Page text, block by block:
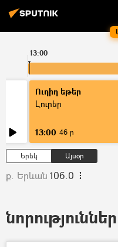
13:00
Ուղիղ եթեր
Լուրեր
13:00 46 ր
Երեկ Այսօր
ք. Երևան 106.0